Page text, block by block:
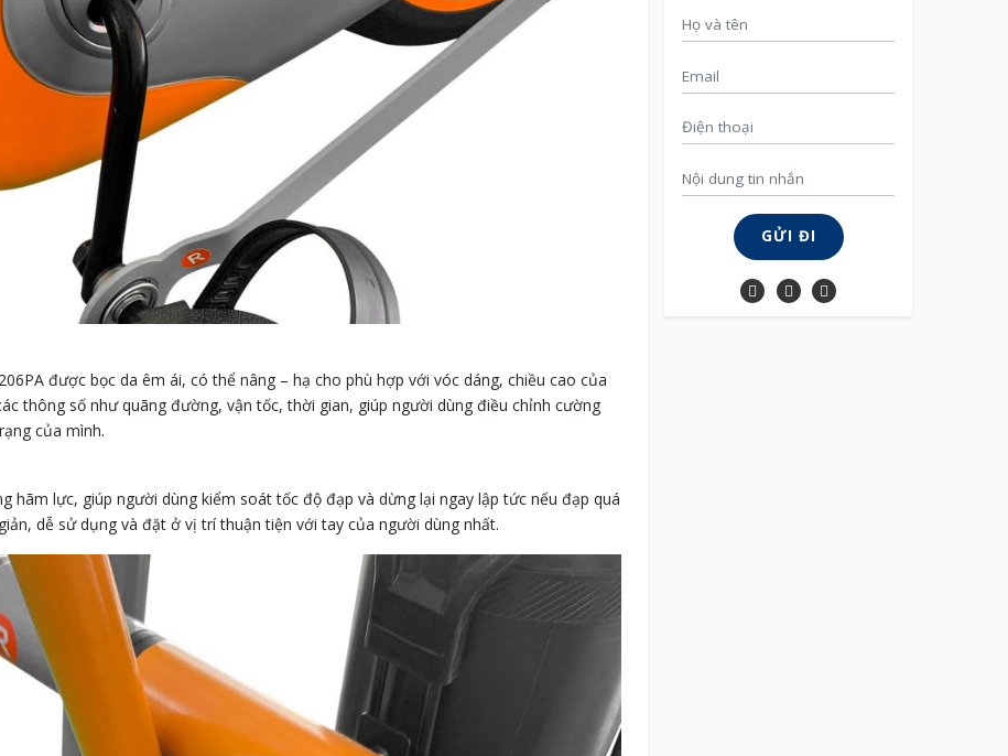
được bọc da êm ái, có thể nâng – hạ cho phù hợp với vóc dáng, chiều cao của
thông số như quãng đường, vận tốc, thời gian, giúp người dùng điều chỉnh cường
của mình.
hãm lực, giúp người dùng kiểm soát tốc độ đạp và dừng lại ngay lập tức nếu đạp quá
dễ sử dụng và đặt ở vị trí thuận tiện với tay của người dùng nhất.
GỬI ĐI